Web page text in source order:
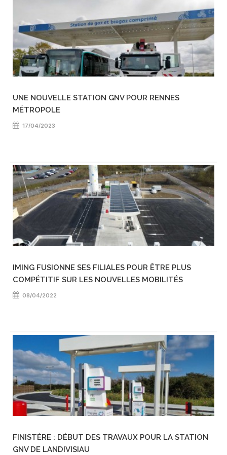
UNE NOUVELLE STATION GNV POUR RENNES
MÉTROPOLE
17/04/2023
IMING FUSIONNE SES FILIALES POUR ÊTRE PLUS
COMPÉTITIF SUR LES NOUVELLES MOBILITÉS
08/04/2022
FINISTÈRE : DÉBUT DES TRAVAUX POUR LA STATION
GNV DE LANDIVISIAU